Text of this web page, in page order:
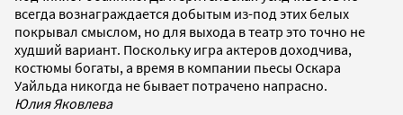
всегда вознаграждается добытым из-под этих белых
покрывал смыслом, но для выхода в театр это точно не
худший вариант. Поскольку игра актеров доходчива,
костюмы богаты, а время в компании пьесы Оскара
Уайльда никогда не бывает потрачено напрасно.
Юлия Яковлева